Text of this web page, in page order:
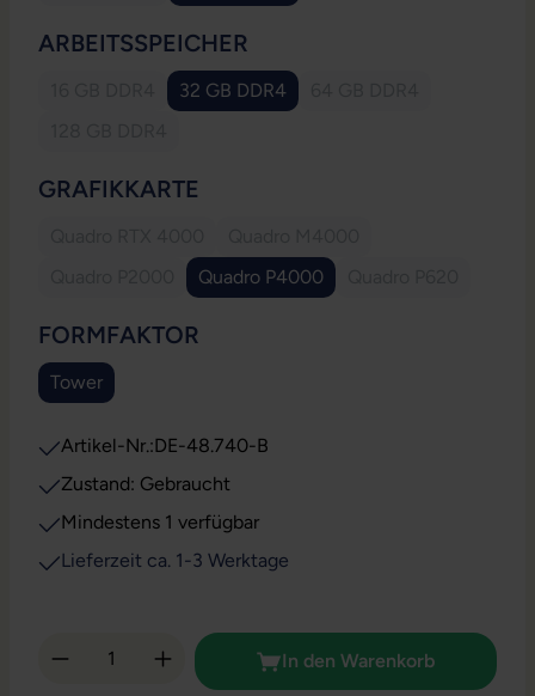
ARBEITSSPEICHER
(Diese Option ist zurzeit nicht verfügbar.)
32 GB DDR4
GRAFIKKARTE
(Diese Option ist zurzeit nicht verfügbar.)
Quadro P4000
FORMFAKTOR
Tower
Artikel-Nr.:DE-48.740-B
Zustand: Gebraucht
Mindestens 1 verfügbar
Lieferzeit ca. 1-3 Werktage
Produkt Anzahl: Gib den gewünschten
In den Warenkorb